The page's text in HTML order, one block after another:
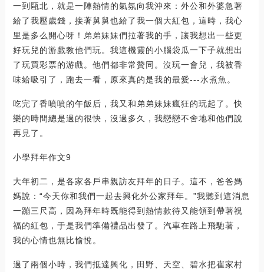
一到甌北，就是一陣熱情的氣氛向我沖來：外公和外婆急著
給了我壓歲錢，接著舅舅也給了我一個大紅包，這時，我心
里是多么開心呀！弟弟妹妹們拉著我的手，讓我想出一些更
好玩兒的游戲教他們玩。我這機靈的小腦袋瓜一下子就想出
了玩買彩票的游戲。他們都非常贊同。沒玩一會兒，我被香
味給吸引了，跑去一看，原來真的是我的最愛---水煮魚。
吃完了香噴噴的午飯后，我又和弟弟妹妹瘋狂的玩起了。快
樂的時間總是過的很快，沒過多久，我戀戀不舍地和他們說
再見了。
小學拜年作文9
大年初二，是各家各戶串親訪友拜年的日子。這不，爸爸媽
媽說：“今天你和我們一起去興化外公家拜年。”我聽到這消息
一蹦三尺高，因為拜年時既能得到熱情款待又能領到帶著祝
福的紅包，于是我們準備禮品出發了。汽車在路上飛馳著，
我的心情也無比愉悅。
過了兩個小時，我們抵達興化，田野、天空、碧水把崔家村